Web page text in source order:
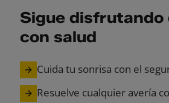
Sigue disfrutando
con salud
Cuida tu sonrisa con el
Resuelve cualquier avería